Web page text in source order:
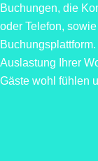
Buchungen, die
oder Telefon,
Auslastung Ihrer
Gäste wohl fühlen